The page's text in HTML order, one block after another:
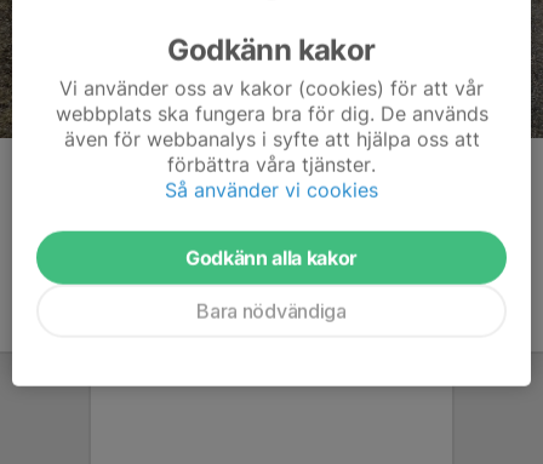
Godkänn kakor
Vi använder oss av kakor (cookies) för att vår
webbplats ska fungera bra för dig. De används
även för webbanalys i syfte att hjälpa oss att
förbättra våra tjänster.
Så använder vi cookies
Godkänn alla kakor
Bara nödvändiga